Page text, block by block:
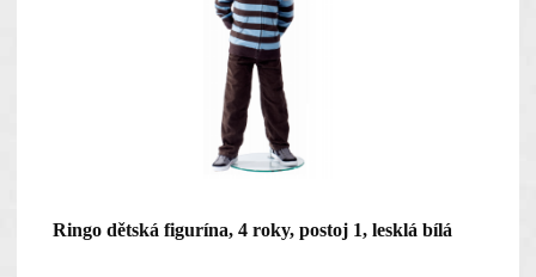
Ringo dětská figurína, 4 roky, postoj 1, lesklá bílá